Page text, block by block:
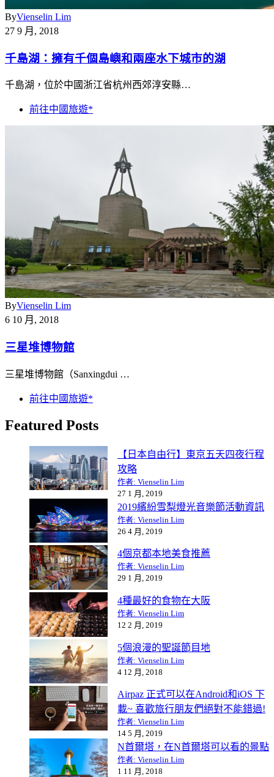
ByVienselin Lim
27 9 月, 2018
千島湖：擁有千個島嶼和兩座水下城市的湖
千島湖，位於中國浙江省杭州西郊淳安縣…
前往中國旅遊*
ByVienselin Lim
6 10 月, 2018
三星堆博物館
三星堆博物館（Sanxingdui …
前往中國旅遊*
Featured Posts
【日本自由行】東京五天四夜行程
攻略
作者: Vienselin Lim
27 1 月, 2019
2019繽紛雪梨燈光音樂節活動資訊
作者: Vienselin Lim
26 4 月, 2019
4個京都本地美食推薦
作者: Vienselin Lim
29 1 月, 2019
4種最好的食物在大阪
作者: Vienselin Lim
12 2 月, 2019
5個浪漫的聖誕節目地
作者: Vienselin Lim
4 12 月, 2018
Airpaz 正式可以在Android和iOS 下
載~ 喜歡旅行朋友們絕對不能錯過!
作者: Vienselin Lim
14 5 月, 2019
N首爾塔，在N首爾塔可以看的景點
作者: Vienselin Lim
1 11 月, 2018